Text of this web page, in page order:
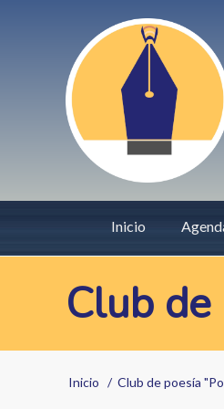
User
account
menu
Main
navigation
Inicio
Club
Inicio Club de poesía